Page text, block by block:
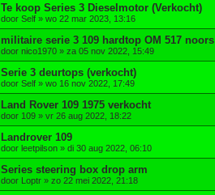
Te koop Series 3 Dieselmotor (Verkocht)
door Self » wo 22 mar 2023, 13:16
militaire serie 3 109 hardtop OM 517
door nico1970 » za 05 nov 2022, 15:49
Serie 3 deurtops (verkocht)
door Self » wo 16 nov 2022, 17:49
Land Rover 109 1975 verkocht
door 109 » vr 26 aug 2022, 18:22
Landrover 109
door leetpilson » di 30 aug 2022, 06:10
Series steering box drop arm
door Loptr » zo 22 mei 2022, 21:18